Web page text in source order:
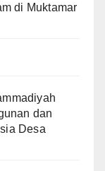
di Muktamar
dan
Desa